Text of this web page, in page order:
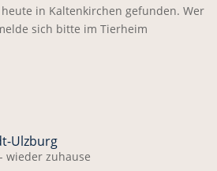
in Kaltenkirchen gefunden. Wer
sich bitte im Tierheim
Ulzburg
wieder zuhause